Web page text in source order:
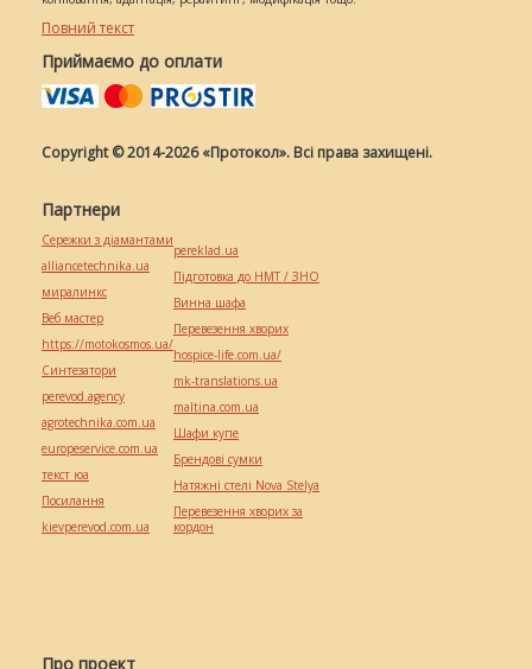
Повний текст
Приймаємо до оплати
Copyright © 2014-2026 «Протокол». Всі права захищені.
Про проект
Партнери
Сережки з діамантами
alliancetechnika.ua
миралинкс
Веб мастер
https://motokosmos.ua/
Синтезатори
perevod.agency
agrotechnika.com.ua
europeservice.com.ua
текст юа
Посилання
kievperevod.com.ua
pereklad.ua
Підготовка до НМТ / ЗНО
Винна шафа
Перевезення хворих
hospice-life.com.ua/
mk-translations.ua
maltina.com.ua
Шафи купе
Брендові сумки
Натяжні стелі Nova Stelya
Перевезення хворих за
кордон